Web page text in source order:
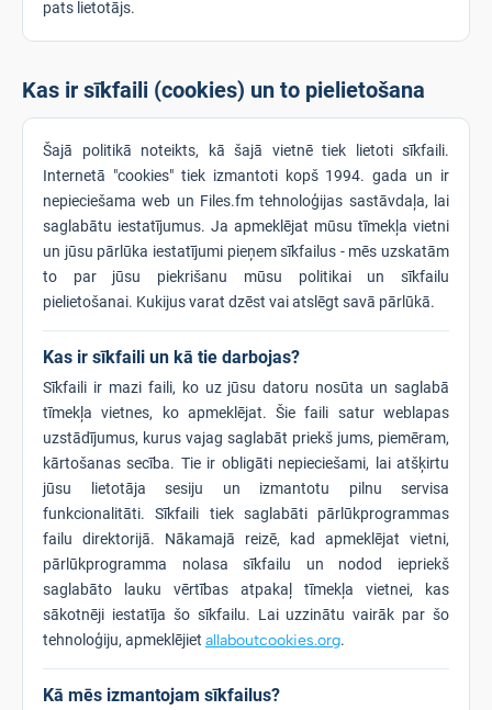
pats lietotājs.
Kas ir sīkfaili (cookies) un to pielietošana
Šajā politikā noteikts, kā šajā vietnē tiek lietoti sīkfaili.
Internetā "cookies" tiek izmantoti kopš 1994. gada un ir
nepieciešama web un Files.fm tehnoloģijas sastāvdaļa, lai
saglabātu iestatījumus. Ja apmeklējat mūsu tīmekļa vietni
un jūsu pārlūka iestatījumi pieņem sīkfailus - mēs uzskatām
to par jūsu piekrišanu mūsu politikai un sīkfailu
pielietošanai. Kukijus varat dzēst vai atslēgt savā pārlūkā.
Kas ir sīkfaili un kā tie darbojas?
Sīkfaili ir mazi faili, ko uz jūsu datoru nosūta un saglabā
tīmekļa vietnes, ko apmeklējat. Šie faili satur weblapas
uzstādījumus, kurus vajag saglabāt priekš jums, piemēram,
kārtošanas secība. Tie ir obligāti nepieciešami, lai atšķirtu
jūsu lietotāja sesiju un izmantotu pilnu servisa
funkcionalitāti. Sīkfaili tiek saglabāti pārlūkprogrammas
failu direktorijā. Nākamajā reizē, kad apmeklējat vietni,
pārlūkprogramma nolasa sīkfailu un nodod iepriekš
saglabāto lauku vērtības atpakaļ tīmekļa vietnei, kas
sākotnēji iestatīja šo sīkfailu. Lai uzzinātu vairāk par šo
tehnoloģiju, apmeklējiet allaboutcookies.org.
Kā mēs izmantojam sīkfailus?